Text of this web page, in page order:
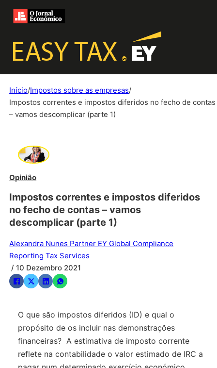
Início/Impostos sobre as empresas/
Impostos correntes e impostos diferidos no fecho de contas
– vamos descomplicar (parte 1)
Opinião
Impostos correntes e impostos diferidos
no fecho de contas – vamos
descomplicar (parte 1)
Alexandra Nunes Partner EY Global Compliance
Reporting Tax Services
/ 10 Dezembro 2021
O que são impostos diferidos (ID) e qual o
propósito de os incluir nas demonstrações
financeiras? A estimativa de imposto corrente
reflete na contabilidade o valor estimado de IRC a